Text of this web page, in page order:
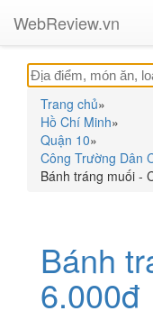
WebReview.vn
Trang chủ»
Hồ Chí Minh»
Quận 10»
Công Trường Dân
Bánh tráng muối -
Bánh
6.000đ